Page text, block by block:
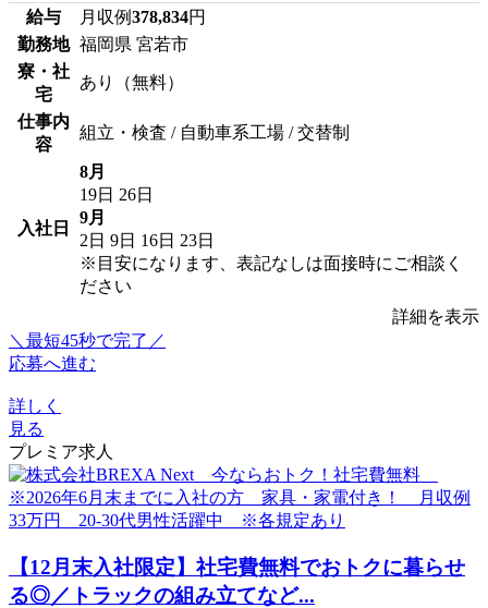
給与 月収例378,834円
勤務地 福岡県 宮若市
寮・社
宅
あり（無料）
仕事内
容
組立・検査 / 自動車系工場 / 交替制
入社日
8月
19日 26日
9月
2日 9日 16日 23日
※目安になります、表記なしは面接時にご相談く
ださい
詳細を表示
＼最短45秒で完了／
応募へ進む
詳しく
見る
プレミア求人
【12月末入社限定】社宅費無料でおトクに暮らせ
る◎／トラックの組み立てなど...